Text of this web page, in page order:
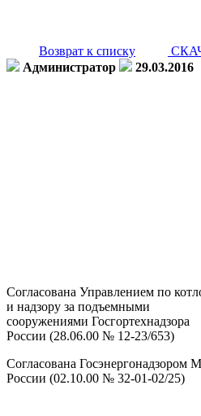
Возврат к списку
Администратор
29.03.2016
Согласована Управлением по
и надзору за подъемными
сооружениями Госгортехнадзора
России (28.06.00 № 12-23/653)
Согласована Госэнергонадзором
России (02.10.00 № 32-01-02/25)